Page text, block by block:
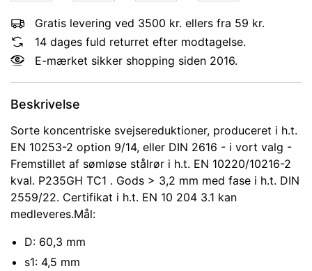
Gratis levering ved 3500 kr. ellers fra 59 kr.
14 dages fuld returret efter modtagelse.
E-mærket sikker shopping siden 2016.
Beskrivelse
Sorte koncentriske svejsereduktioner, produceret i h.t.
EN 10253-2 option 9/14, eller DIN 2616 - i vort valg -
Fremstillet af sømløse stålrør i h.t. EN 10220/10216-2
kval. P235GH TC1 . Gods > 3,2 mm med fase i h.t. DIN
2559/22. Certifikat i h.t. EN 10 204 3.1 kan
medleveres.Mål:
D: 60,3 mm
s1: 4,5 mm